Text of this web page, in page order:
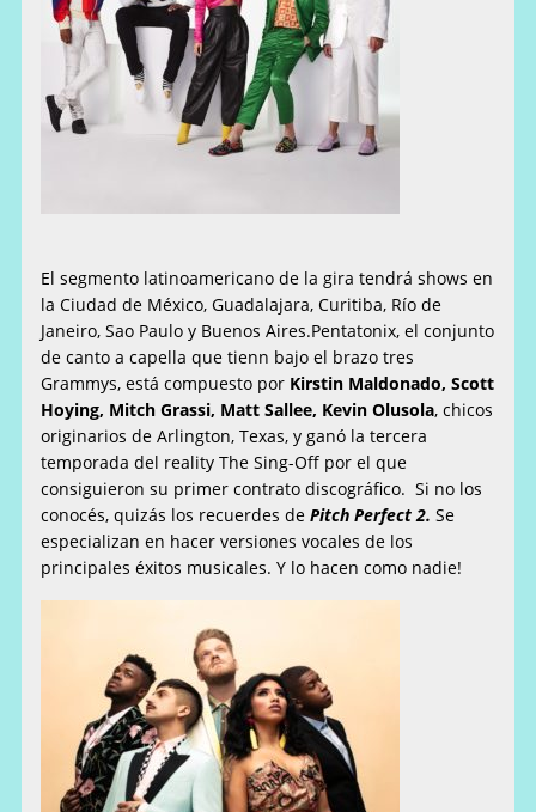
El segmento latinoamericano de la gira tendrá shows en
la Ciudad de México, Guadalajara, Curitiba, Río de
Janeiro, Sao Paulo y Buenos Aires.Pentatonix, el conjunto
de canto a capella que tienn bajo el brazo tres
Grammys, está compuesto por Kirstin Maldonado, Scott
Hoying, Mitch Grassi, Matt Sallee, Kevin Olusola, chicos
originarios de Arlington, Texas, y ganó la tercera
temporada del reality The Sing-Off por el que
consiguieron su primer contrato discográfico. Si no los
conocés, quizás los recuerdes dePitch Perfect 2.Se
especializan en hacer versiones vocales de los
principales éxitos musicales. Y lo hacen como nadie!